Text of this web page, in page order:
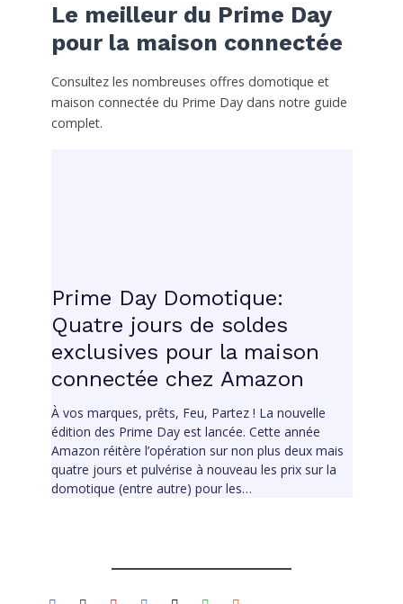
Le meilleur du Prime Day
pour la maison connectée
Consultez les nombreuses offres domotique et
maison connectée du Prime Day dans notre guide
complet.
Prime Day Domotique:
Quatre jours de soldes
exclusives pour la maison
connectée chez Amazon
À vos marques, prêts, Feu, Partez ! La nouvelle
édition des Prime Day est lancée. Cette année
Amazon réitère l’opération sur non plus deux mais
quatre jours et pulvérise à nouveau les prix sur la
domotique (entre autre) pour les…